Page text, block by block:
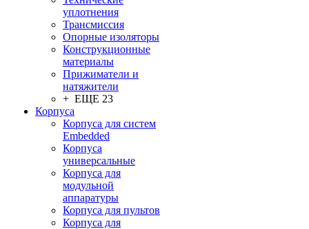
уплотнения
Трансмиссия
Опорные изоляторы
Конструкционные
материалы
Прижиматели и
натяжители
+ ЕЩЕ 23
Корпуса
Корпуса для систем
Embedded
Корпуса
универсальные
Корпуса для
модульной
аппаратуры
Корпуса для пультов
Корпуса для